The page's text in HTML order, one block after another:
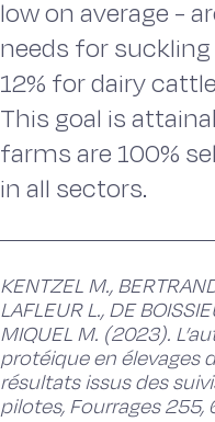
low on average -
needs for
12% for dairy
This goal is
farms are 100%
in all sectors.
KENTZEL M.,
LAFLEUR L., DE
MIQUEL M. (2023).
protéique en élevages
résultats issus des
pilotes, Fourrages 255,